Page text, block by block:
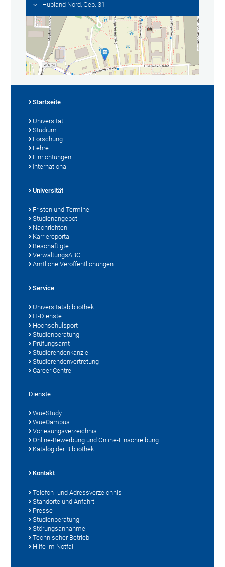
Hubland Nord, Geb. 31
Startseite
Universität
Studium
Forschung
Lehre
Einrichtungen
International
Universität
Fristen und Termine
Studienangebot
Nachrichten
Karriereportal
Beschäftigte
VerwaltungsABC
Amtliche Veröffentlichungen
Service
Universitätsbibliothek
IT-Dienste
Hochschulsport
Studienberatung
Prüfungsamt
Studierendenkanzlei
Studierendenvertretung
Career Centre
Dienste
WueStudy
WueCampus
Vorlesungsverzeichnis
Online-Bewerbung und Online-Einschreibung
Katalog der Bibliothek
Kontakt
Telefon- und Adressverzeichnis
Standorte und Anfahrt
Presse
Studienberatung
Störungsannahme
Technischer Betrieb
Hilfe im Notfall